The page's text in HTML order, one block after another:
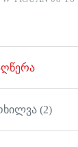
(2)